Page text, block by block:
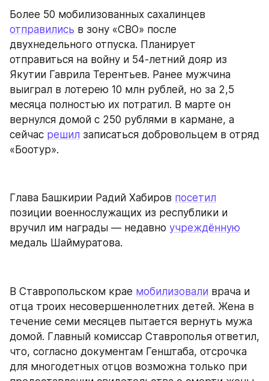
отправились в зону «СВО» после
двухнедельного отпуска. Планирует
отправиться на войну и 54-летний дояр из
Якутии Гаврила Терентьев. Ранее мужчина
выиграл в лотерею 10 млн рублей, но за 2,5
месяца полностью их потратил. В марте он
вернулся домой с 250 рублями в кармане, а
сейчас решил записаться добровольцем в отряд
«Боотур».
Глава Башкирии Радий Хабиров посетил
позиции военнослужащих из республики и
вручил им награды — недавно учреждённую
медаль Шаймуратова.
В Ставропольском крае мобилизовали врача и
отца троих несовершеннолетних детей. Жена в
течение семи месяцев пытается вернуть мужа
домой. Главный комиссар Ставрополья ответил,
что, согласно документам Генштаба, отсрочка
для многодетных отцов возможна только при